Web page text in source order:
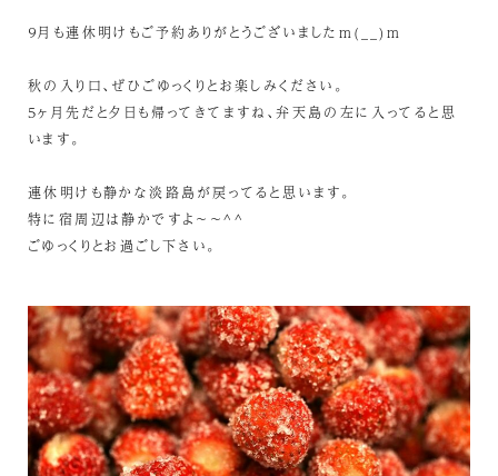
９月も連休明けもご予約ありがとうございましたm(__)m
秋の入り口、ぜひごゆっくりとお楽しみください。
5ヶ月先だと夕日も帰ってきてますね、弁天島の左に入ってると思
います。
連休明けも静かな淡路島が戻ってると思います。
特に宿周辺は静かですよ～～^^
ごゆっくりとお過ごし下さい。